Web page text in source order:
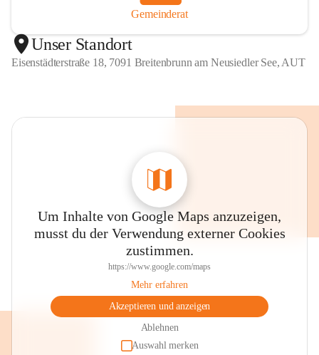
Gemeinderat
Unser Standort
Eisenstädterstraße 18, 7091 Breitenbrunn am Neusiedler See, AUT
Um Inhalte von Google Maps anzuzeigen,
musst du der Verwendung externer Cookies
zustimmen.
https://www.google.com/maps
Mehr erfahren
Akzeptieren und anzeigen
Ablehnen
Auswahl merken